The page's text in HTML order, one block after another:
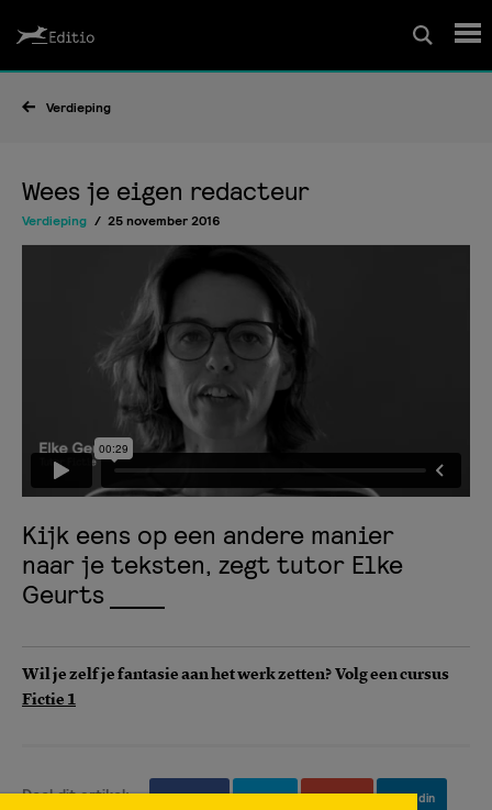
Wedstrijd
Magazine
Editio Producties
Mijn Editio
Verdieping
Wees je eigen redacteur
Verdieping 25 november 2016
Kijk eens op een andere manier
naar je teksten, zegt tutor Elke
Geurts
Wil je zelf je fantasie aan het werk zetten? Volg een cursus
Fictie 1
Deel dit artikel: Facebook Twitter Google+ Linkedin